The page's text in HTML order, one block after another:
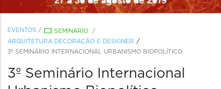
EVENTOS / SEMINÁRIO
/
ARQUITETURA DECORAÇÃO E DESIGNER
3º SEMINÁRIO INTERNACIONAL URBANISMO BIOPOLÍTICO
3º Seminário Internacional